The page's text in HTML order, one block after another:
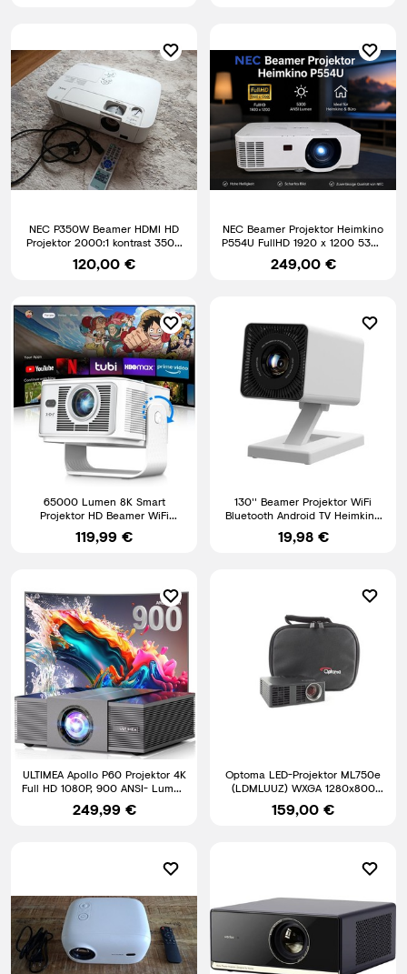
NEC P350W Beamer HDMI HD
Projektor 2000:1 kontrast 3500
Ansi Lumen
120,00 €
NEC Beamer Projektor Heimkino
P554U FullHD 1920 x 1200 5300
AMSI Lumen
249,00 €
65000 Lumen 8K Smart
Projektor HD Beamer WiFi
Bluetooth HDMI Android
Heimkino
119,99 €
130'' Beamer Projektor WiFi
Bluetooth Android TV Heimkino
Mini Tragbar
19,98 €
ULTIMEA Apollo P60 Projektor 4K
Full HD 1080P, 900 ANSI- Lumen
5G WiFi Heimkino
249,99 €
Optoma LED-Projektor ML750e
(LDMLUUZ) WXGA 1280x800
HDMI
159,00 €